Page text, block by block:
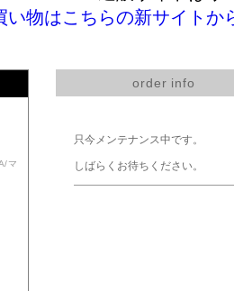
い物はこちらの新サイト
マ
order info
只今メンテナンス中です。
しばらくお待ちください。